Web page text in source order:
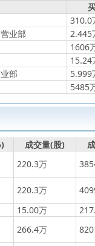
310.0
业部
2.445
1606
15.24
部
5.999
5485
成交量(股)
220.3万
220.3万
15.00万
266.4万